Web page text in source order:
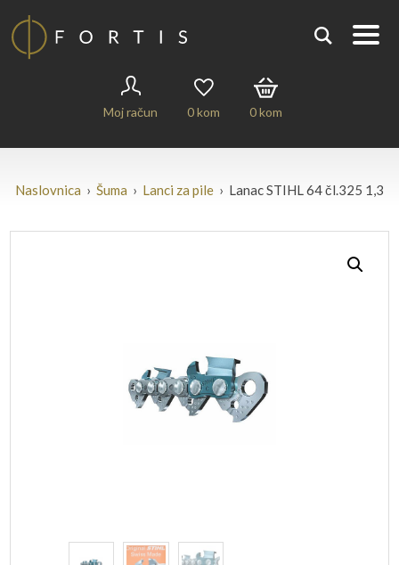
Moj račun 0kom 0kom
Naslovnica › Šuma › Lanci za pile › Lanac STIHL 64 čl.325 1,3